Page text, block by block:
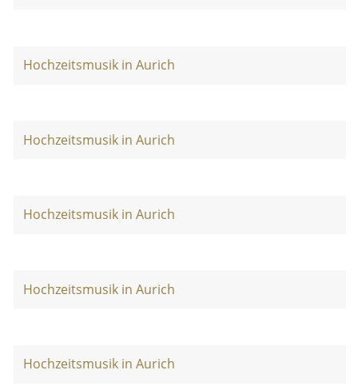
Hochzeitsmusik in Aurich
Hochzeitsmusik in Aurich
Hochzeitsmusik in Aurich
Hochzeitsmusik in Aurich
Hochzeitsmusik in Aurich